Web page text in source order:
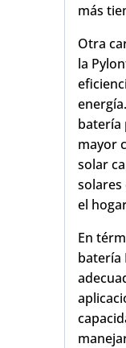
más
Otra
la
batería
mayor
solar
solares
el
En
batería